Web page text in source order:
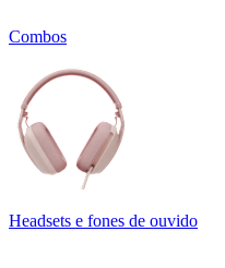
Combos
Headsets e fones de ouvido